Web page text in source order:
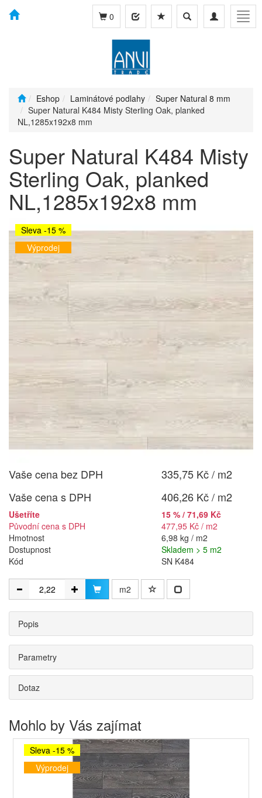
Toggle
navigation
Toggle
search
0
Eshop Laminátové podlahy
Super Natural 8 mm
Super Natural K484 Misty Sterling Oak, planked
NL,1285x192x8 mm
Super Natural K484 Misty
Sterling Oak, planked
NL,1285x192x8 mm
Sleva -15 %
Výprodej
Vaše cena bez DPH
335,75 Kč / m2
Vaše cena s DPH
406,26 Kč / m2
Ušetříte
15 % / 71,69 Kč
Původní cena s DPH
477,95 Kč / m2
Hmotnost
6,98 kg / m2
Dostupnost
Skladem > 5 m2
Kód
SN K484
m2
Popis
Parametry
Dotaz
Mohlo by Vás zajímat
Sleva -15 %
Výprodej